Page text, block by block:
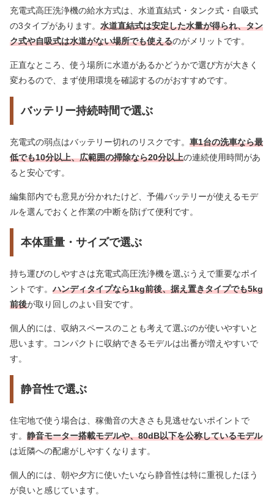
充電式高圧洗浄機の給水方式は、水道直結式・タンク式・自吸式
の3タイプがあります。 水道直結式は安定した水量が得られ、タン
ク式や自吸式は水道がない場所でも使えるのがメリットです。
正直なところ、使う場所に水道があるかどうかで選び方が大きく
変わるので、まず使用環境を確認するのがおすすめです。
バッテリー持続時間で選ぶ
充電式の弱点はバッテリー切れのリスクです。 車1台の洗車なら最
低でも10分以上、広範囲の掃除なら20分以上の連続使用時間があ
ると安心です。
編集部内でも意見が分かれたけど、予備バッテリーが使えるモデ
ルを選んでおくと作業の中断を防げて便利です。
本体重量・サイズで選ぶ
持ち運びのしやすさは充電式高圧洗浄機を選ぶうえで重要なポイ
ントです。ハンディタイプなら1kg前後、据え置きタイプでも5kg
前後が取り回しのよい目安です。
個人的には、収納スペースのことも考えて選ぶのが使いやすいと
思います。コンパクトに収納できるモデルは出番が増えやすいで
す。
静音性で選ぶ
住宅地で使う場合は、稼働音の大きさも見逃せないポイントで
す。 静音モーター搭載モデルや、80dB以下を公称しているモデル
は近隣への配慮がしやすくなります。
個人的には、朝や夕方に使いたいなら静音性は特に重視したほう
が良いと感じています。